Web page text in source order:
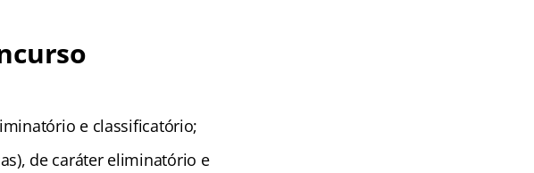
e classificatório;
de caráter eliminatório e